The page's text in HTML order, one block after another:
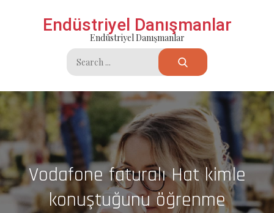
Endüstriyel Danışmanlar
Endüstriyel Danışmanlar
Search
for:
Vodafone faturalı Hat kimle
konuştuğunu öğrenme